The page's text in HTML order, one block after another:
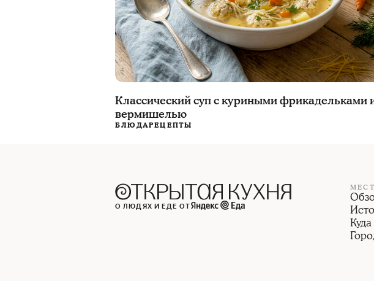
Классический суп с куриными фрикадельками
вермишелью
БЛЮДАРЕЦЕПТЫ
О ЛЮДЯХ И ЕДЕ ОТ